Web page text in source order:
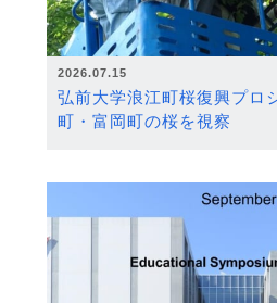
2026.07.15
弘前大学浪江町桜復興プ
町・富岡町の桜を視察